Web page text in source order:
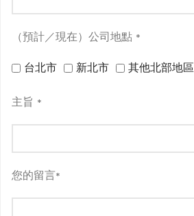
（預計／現在）公司地點 *
台北市 新北市 其他北部地區
主旨 *
您的留言*